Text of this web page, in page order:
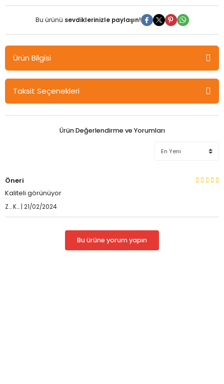
Bu ürünü sevdiklerinizle paylaşın!
Ürün Bilgisi
Pelikan Fosforlu İşaretleme Kalemi Turuncu 490
Su bazlı yaygın mürekkep
Taksit Seçenekleri
Ürün Değerlendirme ve Yorumları
Öneri
Kaliteli görünüyor
Z... K... | 21/02/2024
Bu ürüne yorum yapın